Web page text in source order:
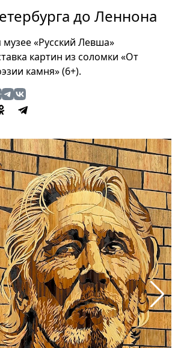
до Леннона
музее «Русский Левша»
картин из соломки «От
камня» (6+).